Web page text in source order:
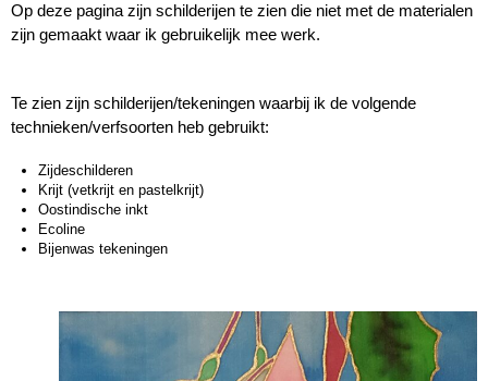
Op deze pagina zijn schilderijen te zien die niet met de materialen
zijn gemaakt waar ik gebruikelijk mee werk.
Te zien zijn schilderijen/tekeningen waarbij ik de volgende
technieken/verfsoorten heb gebruikt:
Zijdeschilderen
Krijt (vetkrijt en pastelkrijt)
Oostindische inkt
Ecoline
Bijenwas tekeningen